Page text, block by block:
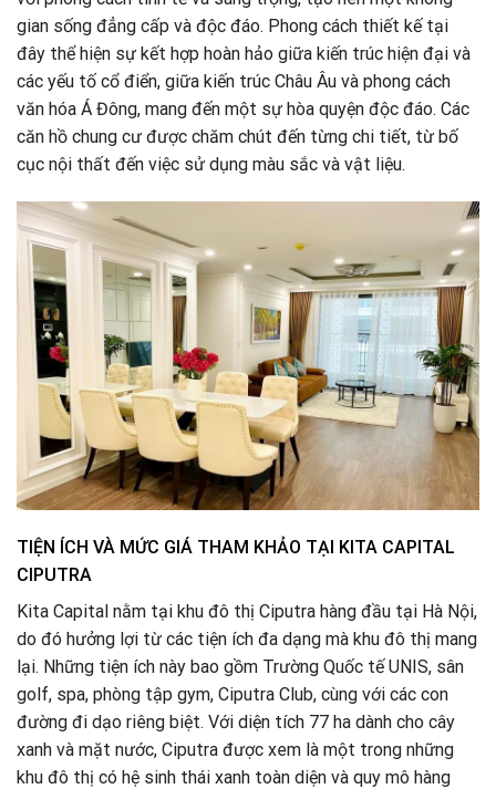
gian sống đẳng cấp và độc đáo. Phong cách thiết kế tại
đây thể hiện sự kết hợp hoàn hảo giữa kiến trúc hiện đại và
các yếu tố cổ điển, giữa kiến trúc Châu Âu và phong cách
văn hóa Á Đông, mang đến một sự hòa quyện độc đáo. Các
căn hồ chung cư được chăm chút đến từng chi tiết, từ bố
cục nội thất đến việc sử dụng màu sắc và vật liệu.
TIỆN ÍCH VÀ MỨC GIÁ THAM KHẢO TẠI KITA CAPITAL
CIPUTRA
Kita Capital nằm tại khu đô thị Ciputra hàng đầu tại Hà Nội,
do đó hưởng lợi từ các tiện ích đa dạng mà khu đô thị mang
lại. Những tiện ích này bao gồm Trường Quốc tế UNIS, sân
golf, spa, phòng tập gym, Ciputra Club, cùng với các con
đường đi dạo riêng biệt. Với diện tích 77 ha dành cho cây
xanh và mặt nước, Ciputra được xem là một trong những
khu đô thị có hệ sinh thái xanh toàn diện và quy mô hàng